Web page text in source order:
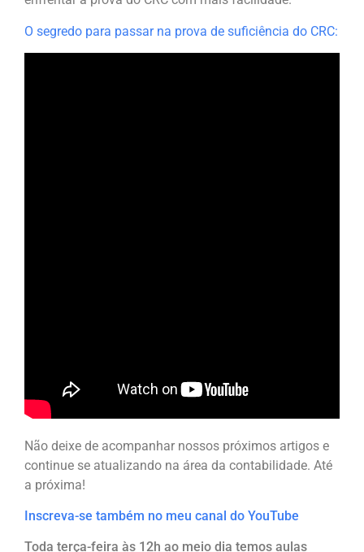
O segredo para passar na prova de suficiência do CRC:
Não deixe de acompanhar nossos próximos artigos e
continue se atualizando na área da contabilidade. Até
a próxima!
Inscreva-se também no meu canal do YouTube
Toda terça-feira às 12h ao meio dia temos aulas